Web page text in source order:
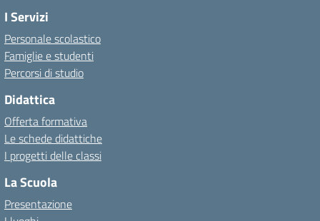
I Servizi
Personale scolastico
Famiglie e studenti
Percorsi di studio
Didattica
Offerta formativa
Le schede didattiche
I progetti delle classi
La Scuola
Presentazione